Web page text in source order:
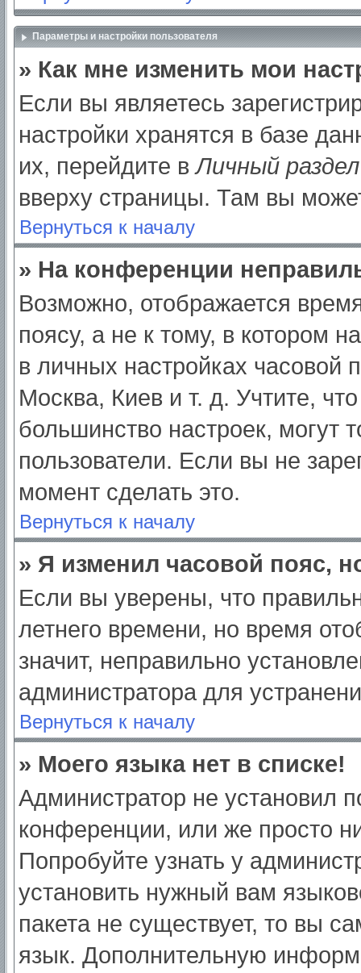
Параметры и настройки пользователя
» Как мне изменить мои
Если вы являетесь
настройки хранятся в базе
их, перейдите вЛичный раздел
вверху страницы. Там вы
Вернуться к началу
» На конференции
Возможно, отображается
поясу, а не к тому, в котором
в личных настройках часовой
Москва, Киев и т. д. Учтите,
большинство настроек, могут
пользователи. Если вы не
момент сделать это.
Вернуться к началу
» Я изменил часовой пояс,
Если вы уверены, что
летнего времени, но время
значит, неправильно
администратора для
Вернуться к началу
» Моего языка нет в списке!
Администратор не установил
конференции, или же просто
Попробуйте узнать у
установить нужный вам
пакета не существует, то вы
язык. Дополнительную